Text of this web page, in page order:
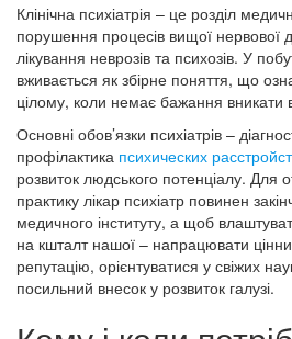
Клінічна психіатрія – це розділ
порушення процесів вищої нервової
лікування неврозів та психозів. У
вживається як збірне поняття, що
цілому, коли немає бажання вникати
Основні обов’язки психіатрів –
профілактика психических
розвиток людського потенціалу. Для
практику лікар психіатр повинен
медичного інституту, а щоб
на кшталт нашої – напрацювати
репутацію, орієнтуватися у свіжих
посильний внесок у розвиток галузі.